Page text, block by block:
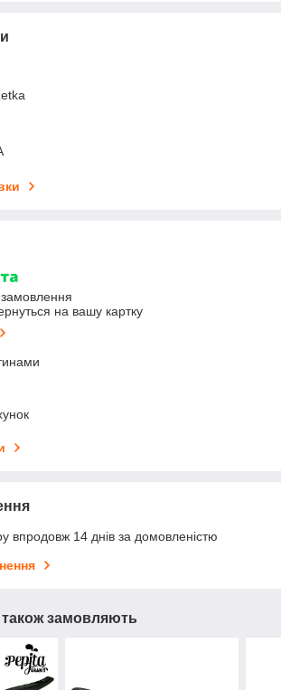
на вашу картку
впродовж 14 днів за домовленістю
замовляють